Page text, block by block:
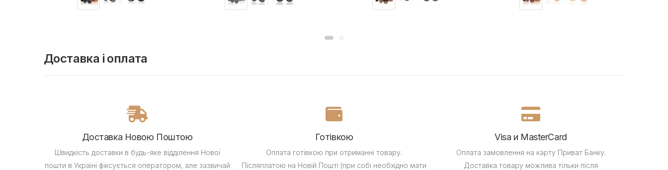
Доставка і оплата
Доставка Новою Поштою
Швидкість доставки в будь-яке відділення Нової
пошти в Україні фіксується оператором, але зазвичай
Готівкою
Оплата готівкою при отриманні товару.
Післяплатою на Новій Пошті (при собі необхідно мати
Visa и MasterCard
Оплата замовлення на карту Приват Банку.
Доставка товару можлива тільки після